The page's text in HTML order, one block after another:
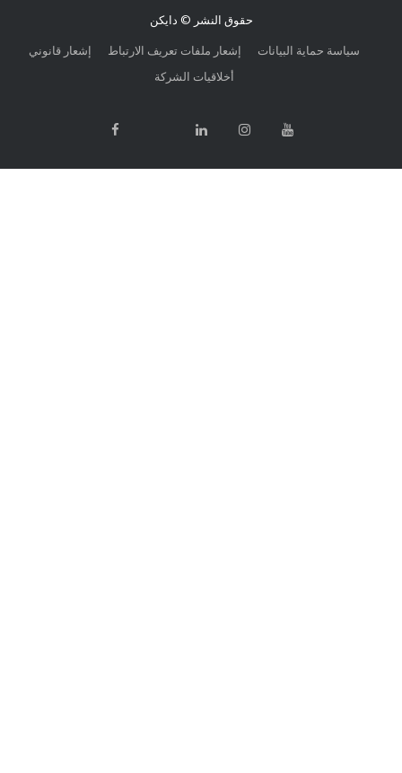
حقوق النشر © دايكن
إشعار قانوني
إشعار ملفات تعريف الارتباط
حماية البيانات
أخلاقيات الشركة